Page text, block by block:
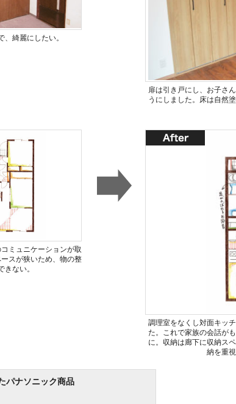
、綺麗にしたい。
扉は引き戸にし、お子さ
うにしました。床は自然
ミュニケーションが取
スが狭いため、物の整
きない。
調理室をなくし対面キッ
た。これで家族の会話が
に。収納は廊下に収納ス
納を重
パナソニック商品